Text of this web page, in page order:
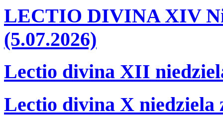
LECTIO DIVINA XIV
(5.07.2026)
Lectio divina XII
Lectio divina X niedziela